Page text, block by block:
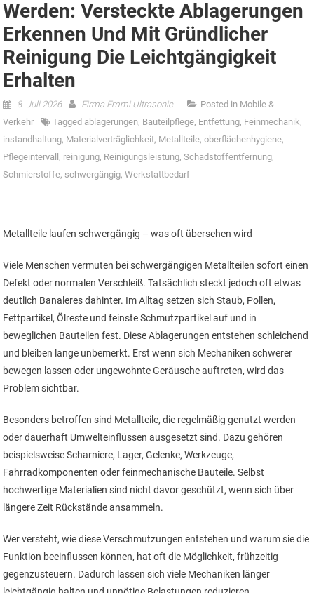
Werden: Versteckte Ablagerungen
Erkennen Und Mit Gründlicher
Reinigung Die Leichtgängigkeit
Erhalten
8. Juli 2026 Firma Emmi Ultrasonic Posted in Mobile &
Verkehr
Tagged ablagerungen, Bauteilpflege, Entfettung, Feinmechanik,
instandhaltung, Materialverträglichkeit, Metallteile,oberflächenhygiene,
Pflegeintervall, reinigung, Reinigungsleistung,Schadstoffentfernung,
Schmierstoffe, schwergängig,Werkstattbedarf
Metallteile laufen schwergängig – was oft übersehen wird
Viele Menschen vermuten bei schwergängigen Metallteilen sofort einen
Defekt oder normalen Verschleiß. Tatsächlich steckt jedoch oft etwas
deutlich Banaleres dahinter. Im Alltag setzen sich Staub, Pollen,
Fettpartikel, Ölreste und feinste Schmutzpartikel auf und in
beweglichen Bauteilen fest. Diese Ablagerungen entstehen schleichend
und bleiben lange unbemerkt. Erst wenn sich Mechaniken schwerer
bewegen lassen oder ungewohnte Geräusche auftreten, wird das
Problem sichtbar.
Besonders betroffen sind Metallteile, die regelmäßig genutzt werden
oder dauerhaft Umwelteinflüssen ausgesetzt sind. Dazu gehören
beispielsweise Scharniere, Lager, Gelenke, Werkzeuge,
Fahrradkomponenten oder feinmechanische Bauteile. Selbst
hochwertige Materialien sind nicht davor geschützt, wenn sich über
längere Zeit Rückstände ansammeln.
Wer versteht, wie diese Verschmutzungen entstehen und warum sie die
Funktion beeinflussen können, hat oft die Möglichkeit, frühzeitig
gegenzusteuern. Dadurch lassen sich viele Mechaniken länger